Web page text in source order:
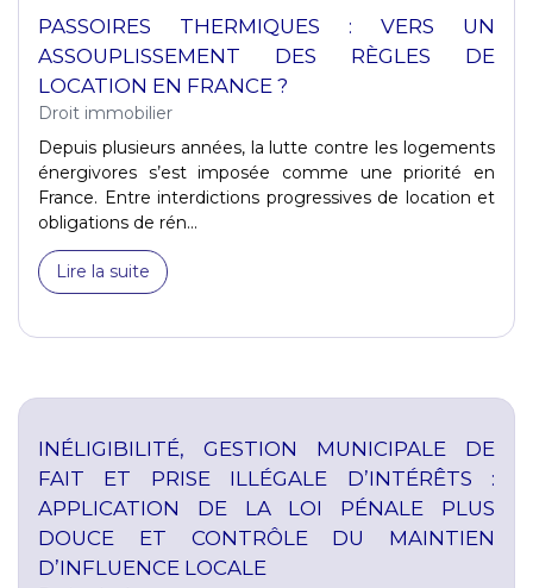
PASSOIRES THERMIQUES : VERS UN
ASSOUPLISSEMENT DES RÈGLES DE
LOCATION EN FRANCE ?
Droit immobilier
Depuis plusieurs années, la lutte contre les logements
énergivores s’est imposée comme une priorité en
France. Entre interdictions progressives de location et
obligations de rén...
Lire la suite
INÉLIGIBILITÉ, GESTION MUNICIPALE DE
FAIT ET PRISE ILLÉGALE D’INTÉRÊTS :
APPLICATION DE LA LOI PÉNALE PLUS
DOUCE ET CONTRÔLE DU MAINTIEN
D’INFLUENCE LOCALE